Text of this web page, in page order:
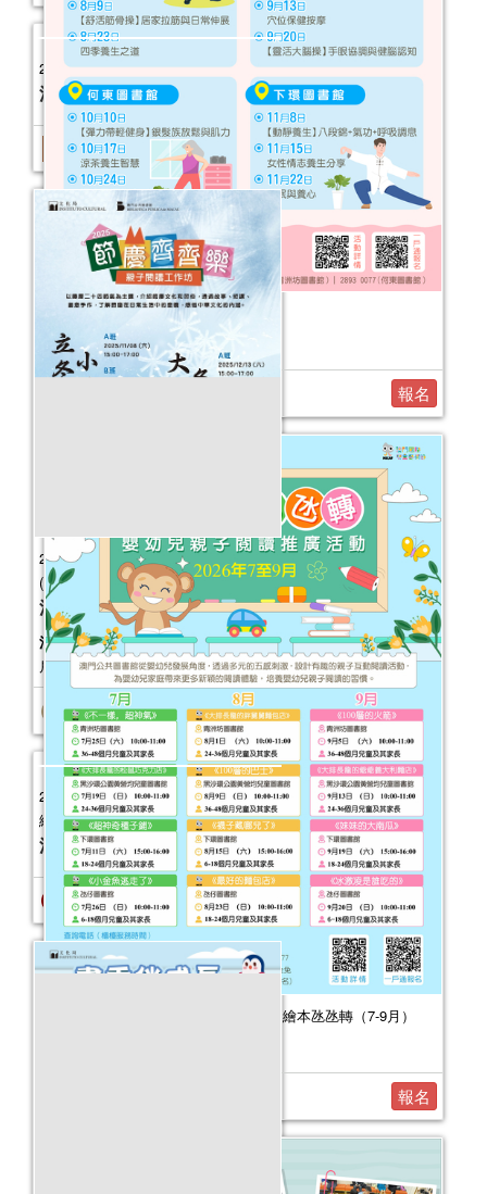
2026健康生活工作坊（7-11月）
活動日期：2026年07月26日
報名
2026年嬰幼兒親子閱讀推廣活動-嬰幼繪本氹氹轉（7-9月）
報名
2025年“圖書館e學堂”
活動日期：2025年11月15日
報名結束
2025年“節慶齊齊樂—親子閱讀工作坊”
(11-12月)
活動日期：2025年11月08日
活動報名日期：2025年10月6日起於一
戶通接受報名
報名結束